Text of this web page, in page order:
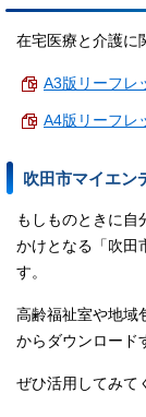
在宅医療と介護に
A3版リーフレ
A4版リーフレ
吹田市マイエン
もしものときに自
かけとなる「吹田
す。
高齢福祉室や地域
からダウンロード
ぜひ活用してみて